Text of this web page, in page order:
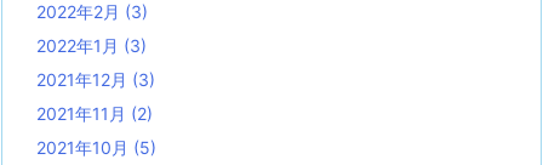
2022年2月 (3)
2022年1月 (3)
2021年12月 (3)
2021年11月 (2)
2021年10月 (5)